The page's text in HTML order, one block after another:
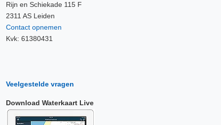
Rijn en Schiekade 115 F
2311 AS Leiden
Contact opnemen
Kvk: 61380431
Veelgestelde vragen
Download Waterkaart Live